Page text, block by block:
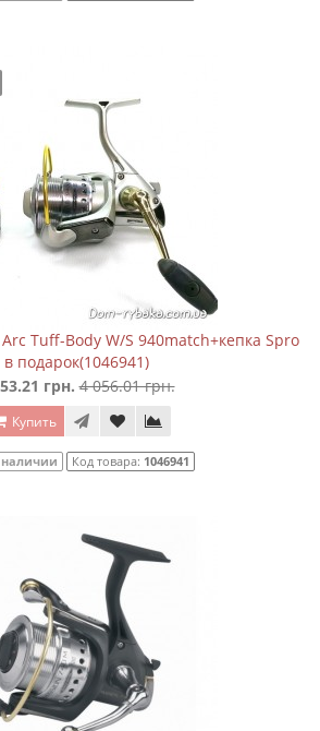
Tuff-Body W/S 940match+кепка Spro
в подарок(1046941)
грн. 4 056.01 грн.
Купить
наличии Код товара: 1046941